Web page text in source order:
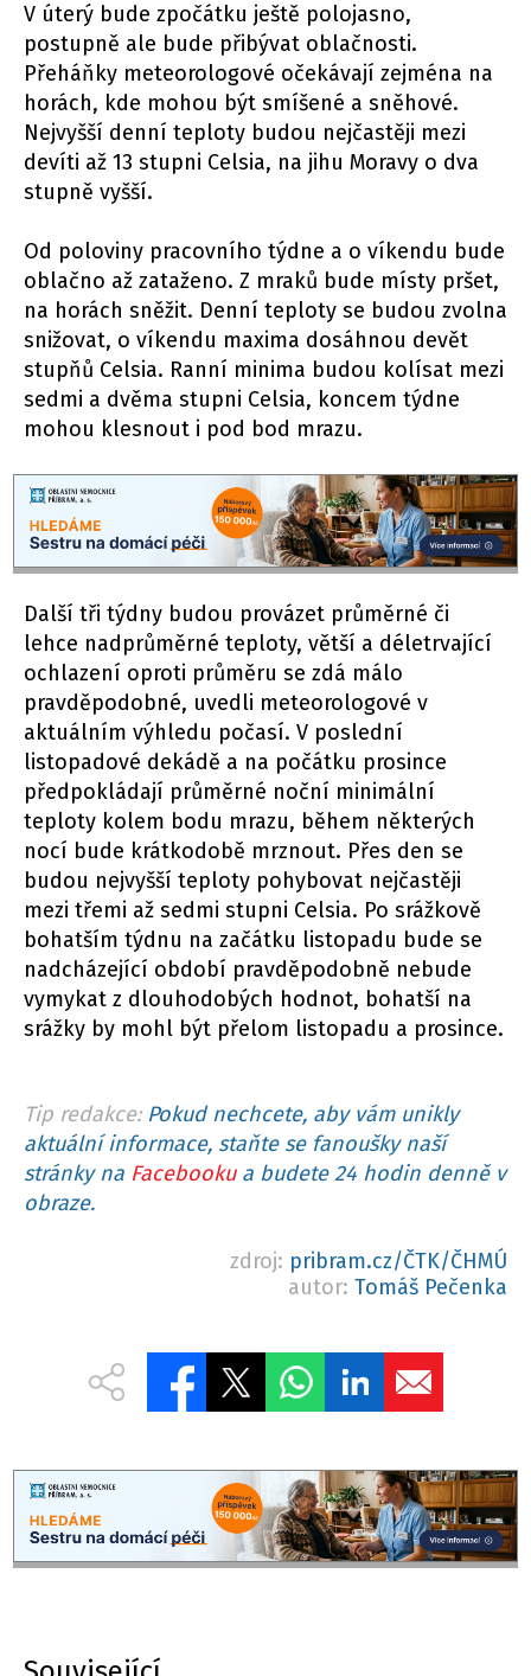
V úterý bude zpočátku ještě polojasno,
postupně ale bude přibývat oblačnosti.
Přeháňky meteorologové očekávají zejména na
horách, kde mohou být smíšené a sněhové.
Nejvyšší denní teploty budou nejčastěji mezi
devíti až 13 stupni Celsia, na jihu Moravy o dva
stupně vyšší.
Od poloviny pracovního týdne a o víkendu bude
oblačno až zataženo. Z mraků bude místy pršet,
na horách sněžit. Denní teploty se budou zvolna
snižovat, o víkendu maxima dosáhnou devět
stupňů Celsia. Ranní minima budou kolísat mezi
sedmi a dvěma stupni Celsia, koncem týdne
mohou klesnout i pod bod mrazu.
Další tři týdny budou provázet průměrné či
lehce nadprůměrné teploty, větší a déletrvající
ochlazení oproti průměru se zdá málo
pravděpodobné, uvedli meteorologové v
aktuálním výhledu počasí. V poslední
listopadové dekádě a na počátku prosince
předpokládají průměrné noční minimální
teploty kolem bodu mrazu, během některých
nocí bude krátkodobě mrznout. Přes den se
budou nejvyšší teploty pohybovat nejčastěji
mezi třemi až sedmi stupni Celsia. Po srážkově
bohatším týdnu na začátku listopadu bude se
nadcházející období pravděpodobně nebude
vymykat z dlouhodobých hodnot, bohatší na
srážky by mohl být přelom listopadu a prosince.
Tip redakce: Pokud nechcete, aby vám unikly
aktuální informace, staňte se fanoušky naší
stránky na Facebookua budete 24 hodin denně v
obraze.
zdroj: pribram.cz/ČTK/ČHMÚ
autor: Tomáš Pečenka